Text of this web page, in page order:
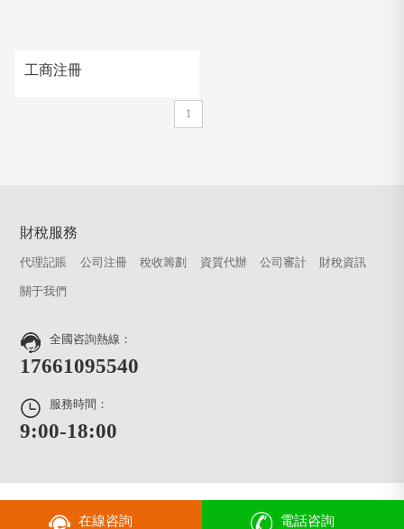
工商注冊
1
財稅服務
代理記賬 公司注冊 稅收籌劃 資質代辦 公司審計 財稅資訊
關于我們
全國咨詢熱線：
17661095540
服務時間：
9:00-18:00
在線咨詢 電話咨詢